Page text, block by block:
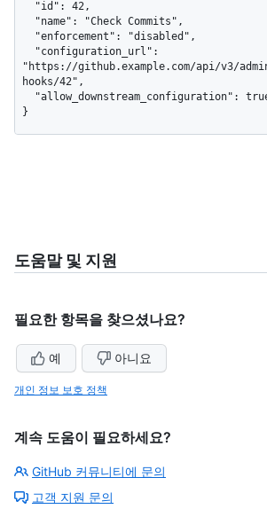
"https://github.example.com/api/v3/
hooks/42",
}
도움말 및 지원
필요한 항목을 찾으셨나요?
예 아니요
개인 정보 보호 정책
계속 도움이 필요하세요?
GitHub 커뮤니티에 문의
고객 지원 문의